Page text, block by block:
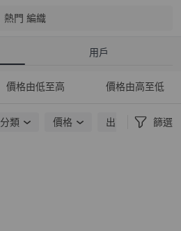
熱門 編織
用戶
價格由低至高 價格由高至低
分類 價格 出貨地點 篩選